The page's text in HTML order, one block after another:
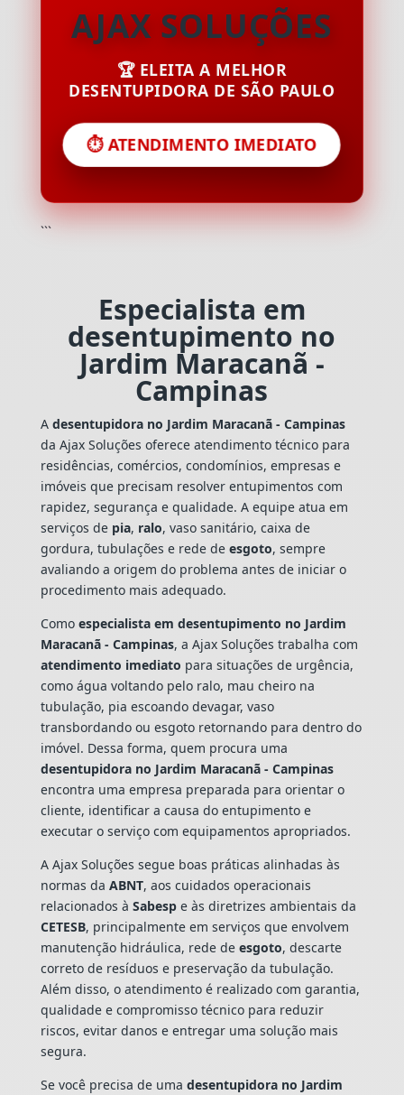
AJAX SOLUÇÕES
🏆 ELEITA A MELHOR
DESENTUPIDORA DE SÃO PAULO
⏱️ ATENDIMENTO IMEDIATO
```
Especialista em
desentupimento no
Jardim Maracanã -
Campinas
A desentupidora no Jardim Maracanã - Campinas
da Ajax Soluções oferece atendimento técnico para
residências, comércios, condomínios, empresas e
imóveis que precisam resolver entupimentos com
rapidez, segurança e qualidade. A equipe atua em
serviços de pia, ralo, vaso sanitário, caixa de
gordura, tubulações e rede de esgoto, sempre
avaliando a origem do problema antes de iniciar o
procedimento mais adequado.
Como especialista em desentupimento no Jardim
Maracanã - Campinas, a Ajax Soluções trabalha com
atendimento imediato para situações de urgência,
como água voltando pelo ralo, mau cheiro na
tubulação, pia escoando devagar, vaso
transbordando ou esgoto retornando para dentro do
imóvel. Dessa forma, quem procura uma
desentupidora no Jardim Maracanã - Campinas
encontra uma empresa preparada para orientar o
cliente, identificar a causa do entupimento e
executar o serviço com equipamentos apropriados.
A Ajax Soluções segue boas práticas alinhadas às
normas da ABNT, aos cuidados operacionais
relacionados à Sabespe às diretrizes ambientais da
CETESB, principalmente em serviços que envolvem
manutenção hidráulica, rede de esgoto, descarte
correto de resíduos e preservação da tubulação.
Além disso, o atendimento é realizado com garantia,
qualidade e compromisso técnico para reduzir
riscos, evitar danos e entregar uma solução mais
segura.
Se você precisa de uma desentupidora no Jardim